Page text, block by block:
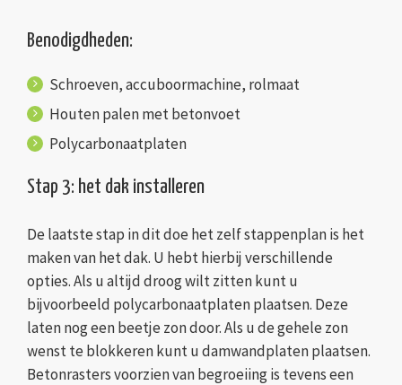
Benodigdheden:
Schroeven, accuboormachine, rolmaat
Houten palen met betonvoet
Polycarbonaatplaten
Stap 3: het dak installeren
De laatste stap in dit doe het zelf stappenplan is het
maken van het dak. U hebt hierbij verschillende
opties. Als u altijd droog wilt zitten kunt u
bijvoorbeeld polycarbonaatplaten plaatsen. Deze
laten nog een beetje zon door. Als u de gehele zon
wenst te blokkeren kunt u damwandplaten plaatsen.
Betonrasters voorzien van begroeiing is tevens een